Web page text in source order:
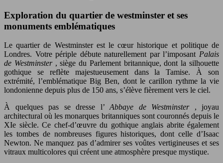
Exploration du quartier de westminster et ses
monuments emblématiques
Le quartier de Westminster est le cœur historique et politique de
Londres. Votre périple débute naturellement par l’imposant Palais
de Westminster , siège du Parlement britannique, dont la silhouette
gothique se reflète majestueusement dans la Tamise. À son
extrémité, l’emblématique Big Ben, dont le carillon rythme la vie
londonienne depuis plus de 150 ans, s’élève fièrement vers le ciel.
À quelques pas se dresse l’Abbaye de Westminster , joyau
architectural où les monarques britanniques sont couronnés depuis le
XIe siècle. Ce chef-d’œuvre du gothique anglais abrite également
les tombes de nombreuses figures historiques, dont celle d’Isaac
Newton. Ne manquez pas d’admirer ses voûtes vertigineuses et ses
vitraux multicolores qui créent une atmosphère presque mystique.